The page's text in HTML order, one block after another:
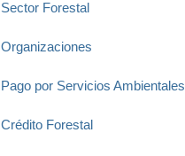
Sector Forestal
Organizaciones
Pago por Servicios Ambientales
Crédito Forestal